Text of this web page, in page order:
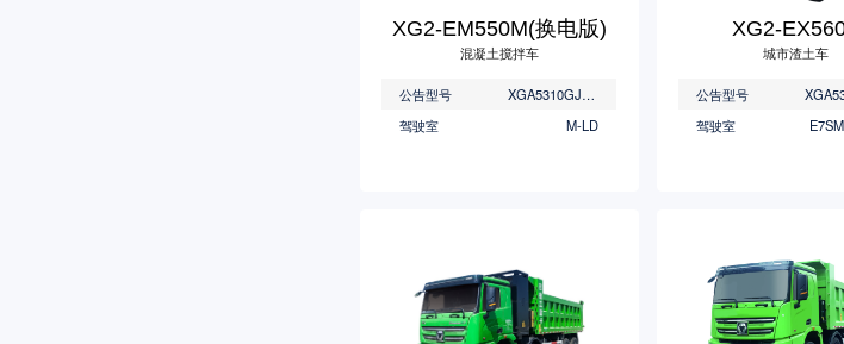
XG2-EM550M(换电版)
混凝土搅拌车
公告型号
XGA5310GJBBEVNEGA/XGA5310GJBBEVNEGAB/XGA5310GJBBEVNEGAC
驾驶室
M-LD
XG2-
城市渣土车
公告型号
驾驶室